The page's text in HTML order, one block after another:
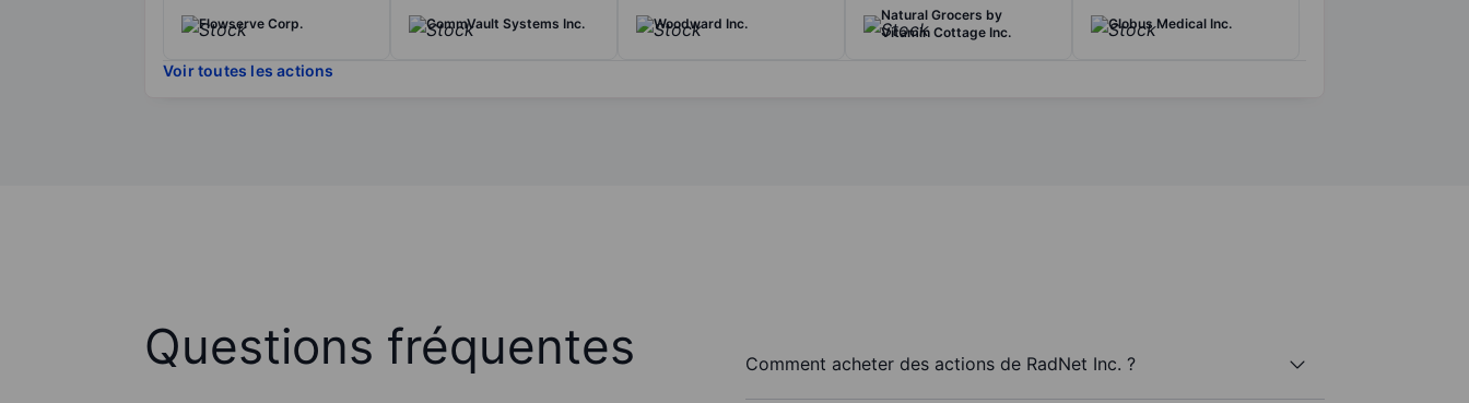
Flowserve Corp. CommVault Systems Inc. Woodward Inc.
Natural Grocers by
Vitamin Cottage Inc.
Globus Medical Inc.
Voir toutes les actions
Questions fréquentes Comment acheter des actions de RadNet Inc. ?